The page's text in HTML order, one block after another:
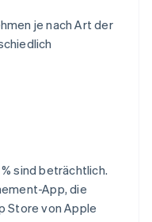
je nach Art der
sind beträchtlich.
App, die
Store von Apple